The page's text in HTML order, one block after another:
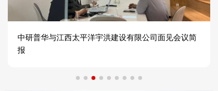
中研普华与江西太平洋宇洪建设有限公司面见会议简
报